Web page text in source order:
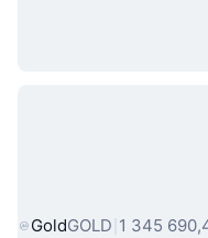
Népszerű
GoldGOLD 1 345